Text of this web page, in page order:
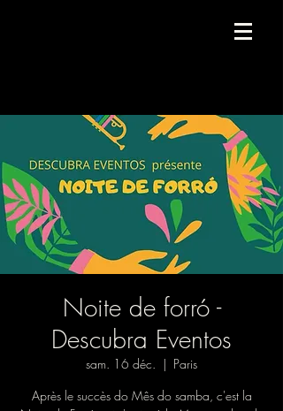
Noite de forró -
Descubra Eventos
sam. 16 déc.
  |
Paris
Après le succès do Mês do samba, c'est la